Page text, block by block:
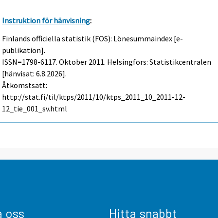
Instruktion för hänvisning:
Finlands officiella statistik (FOS): Lönesummaindex [e-
publikation].
ISSN=1798-6117.Oktober 2011. Helsingfors: Statistikcentralen
[hänvisat: 6.8.2026].
Åtkomstsätt:
http://stat.fi/til/ktps/2011/10/ktps_2011_10_2011-12-
12_tie_001_sv.html
oss Hitta snabbt